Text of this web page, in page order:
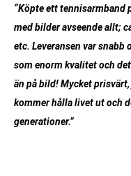
“Köpte ett tennisarmband
med bilder avseende allt;
etc. Leveransen var snabb
som enorm kvalitet och
än på bild! Mycket
kommer hålla livet ut och
generationer.”